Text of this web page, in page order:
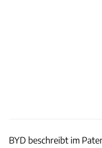
BYD beschreibt im